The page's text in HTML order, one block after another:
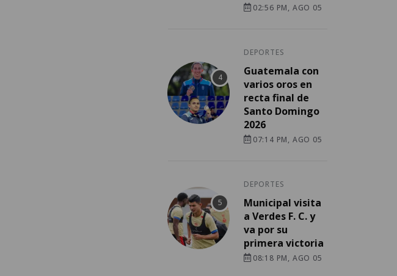
02:56 PM, AGO 05
DEPORTES
Guatemala con
varios oros en
recta final de
Santo Domingo
2026
07:14 PM, AGO 05
DEPORTES
Municipal visita
a Verdes F. C. y
va por su
primera victoria
08:18 PM, AGO 05